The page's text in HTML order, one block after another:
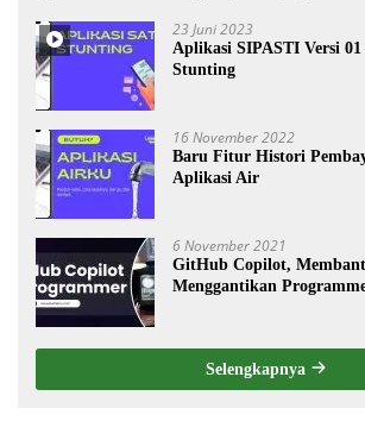
23 Juni 2023
Aplikasi SIPASTI Versi
Stunting
16 November 2022
Baru Fitur Histori
Aplikasi Air
6 November 2021
GitHub Copilot,
Menggantikan
Selengkapnya